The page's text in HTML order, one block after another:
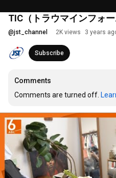
TIC（トラウマインフォ
@jst_channel 2K views 3 years
Subscribe
Comments
Comments are turned off.